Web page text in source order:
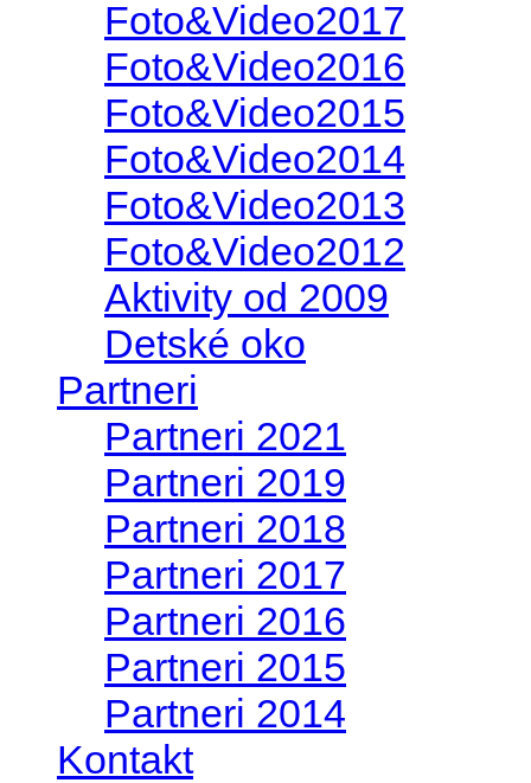
Foto&Video2017
Foto&Video2016
Foto&Video2015
Foto&Video2014
Foto&Video2013
Foto&Video2012
Aktivity od 2009
Detské oko
Partneri
Partneri 2021
Partneri 2019
Partneri 2018
Partneri 2017
Partneri 2016
Partneri 2015
Partneri 2014
Kontakt